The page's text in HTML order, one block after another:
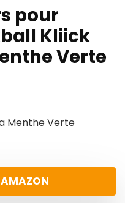
pour
Kliick
Verte
Menthe Verte
AMAZON